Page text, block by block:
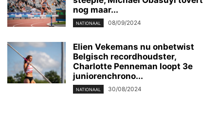
nog maar...
NATIONAAL 08/09/2024
Elien Vekemans nu onbetwist
Belgisch recordhoudster,
Charlotte Penneman loopt 3e
juniorenchrono...
NATIONAAL 30/08/2024